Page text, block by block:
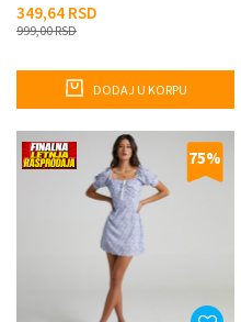
349,64 RSD
999,00RSD
DODAJ U KORPU
75%